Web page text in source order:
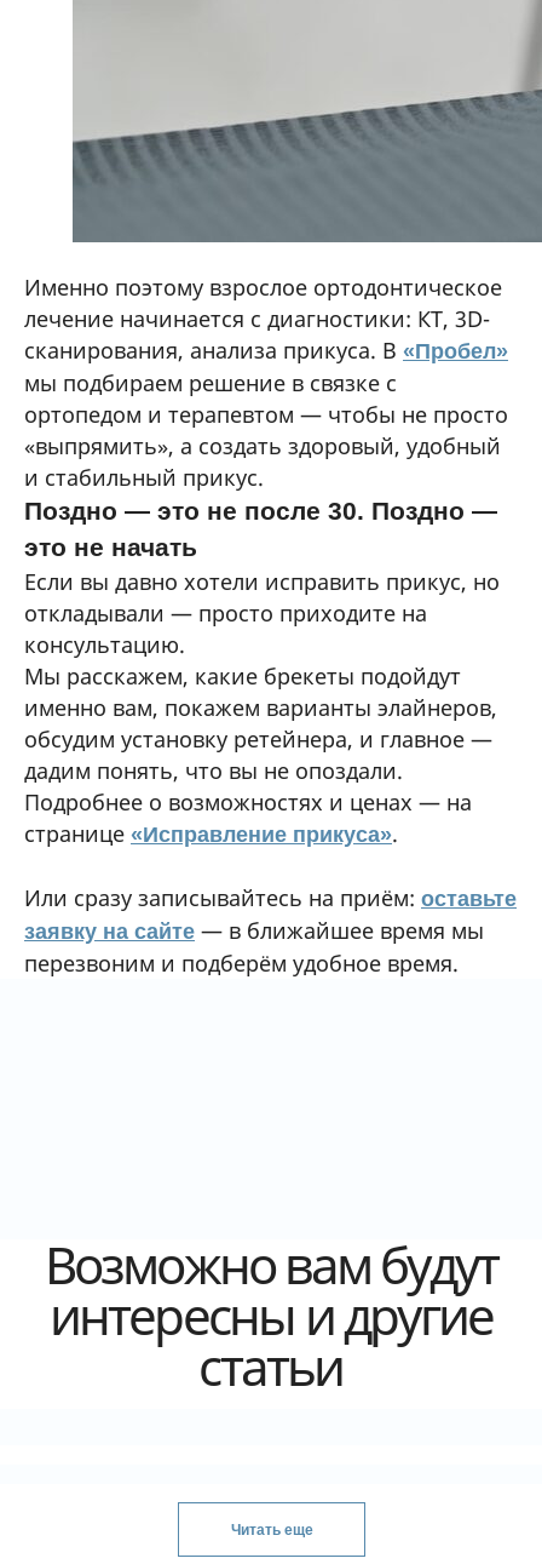
Именно поэтому взрослое ортодонтическое
лечение начинается с диагностики: КТ, 3D-
сканирования, анализа прикуса. В «Пробел»
мы подбираем решение в связке с
ортопедом и терапевтом — чтобы не просто
«выпрямить», а создать здоровый, удобный
и стабильный прикус.
Поздно — это не после 30. Поздно —
это не начать
Если вы давно хотели исправить прикус, но
откладывали — просто приходите на
консультацию.
Мы расскажем, какие брекеты подойдут
именно вам, покажем варианты элайнеров,
обсудим установку ретейнера, и главное —
дадим понять, что вы не опоздали.
Подробнее о возможностях и ценах — на
странице «Исправление прикуса».
Или сразу записывайтесь на приём: оставьте
заявку на сайте — в ближайшее время мы
перезвоним и подберём удобное время.
Читать еще
*
Посмотреть на карте
8 499 130 88 77
*Instagram продукт Meta Platforms, Inc. (организация
признана экстремистской и запрещена на территории
РФ). Упоминание носит исключительно информационный
Москва, Ленинградский проспект, 29к1, ЖК
«Царская площадь» (корпус Екатерининский)
Динамо, Петровский парк — 5 минут пешком
Подземный паркинг для пациентов
Контактыклиники
Записаться на прием
В ближайшее время мы вам перезвоним
и поможем подобрать время
Услуги
Навигация
Я согласен с условиями политики конфиденциальности
даю согласие на обработку персональных данных
Отправить
Наши врачи
Наши работы
Политика конфиденциальности
Согласие на обработку данных
(устно) и в виде Информированного добровольного
согласия на медицинское вмешательство (письменно).